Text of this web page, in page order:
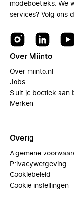
modeboetieks. We
services? Volg ons
Over Miinto
Over miinto.nl
Jobs
Sluit je boetiek aan
Merken
Overig
Algemene
Privacywetgeving
Cookiebeleid
Cookie instellingen